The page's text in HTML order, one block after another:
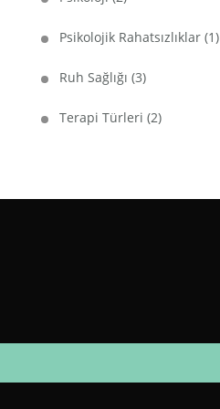
Psikolojik Rahatsızlıklar (1)
Ruh Sağlığı (3)
Terapi Türleri (2)